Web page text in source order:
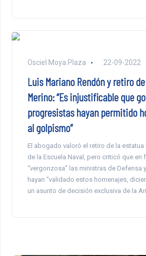
Osciel Moya Plaza 22-09-2022
Luis Mariano Rendón y retiro
Merino: “Es injustificable que
progresistas hayan permitido
al golpismo”
El abogado valoró el retiro de la estatua
de la Escuela Naval, pero criticó que en
“vergonzosa” las ministras de Defensa
hayan “validado estos homenajes,
un asunto de decisión exclusiva de la